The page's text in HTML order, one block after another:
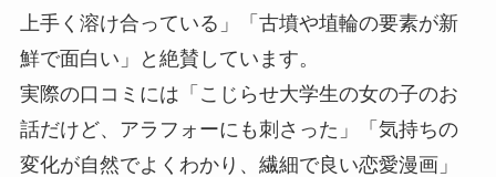
上手く溶け合っている」「古墳や埴輪の要素が新
鮮で面白い」と絶賛しています。
実際の口コミには「こじらせ大学生の女の子のお
話だけど、アラフォーにも刺さった」「気持ちの
変化が自然でよくわかり、繊細で良い恋愛漫画」